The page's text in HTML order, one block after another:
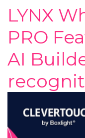
LYNX
PRO
AI